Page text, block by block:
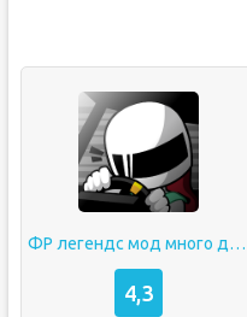
ФР легендс мод много денег
4,3